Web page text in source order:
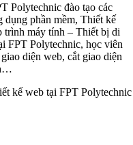
Polytechnic đào tạo các
phần mềm, Thiết kế
trình máy tính – Thiết bị di
FPT Polytechnic, học viên
diện web, cắt giao diện